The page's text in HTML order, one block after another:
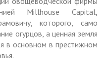
Millhouse Capital,
которого, само
огурцов, а ценная земля
в основном в престижном